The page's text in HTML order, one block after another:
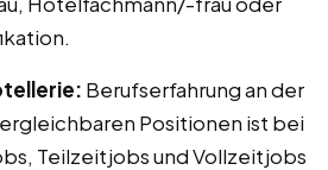
Berufserfahrung an der
Positionen ist bei
Teilzeitjobs und Vollzeitjobs